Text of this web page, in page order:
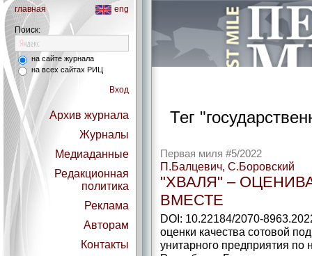
главная eng
Поиск:
на сайте журнала
на всех сайтах РИЦ
Вход
Архив журнала
Журналы
Медиаданные
Редакционная
политика
Реклама
Авторам
Контакты
Тег
Первая миля #5/2022
П.Балцевич, С.Боровский
"ХВАЛЯ" –
ВМЕСТЕ
DOI: 10.22184/2070-
оценки качества сотовой
унитарного предприятия по